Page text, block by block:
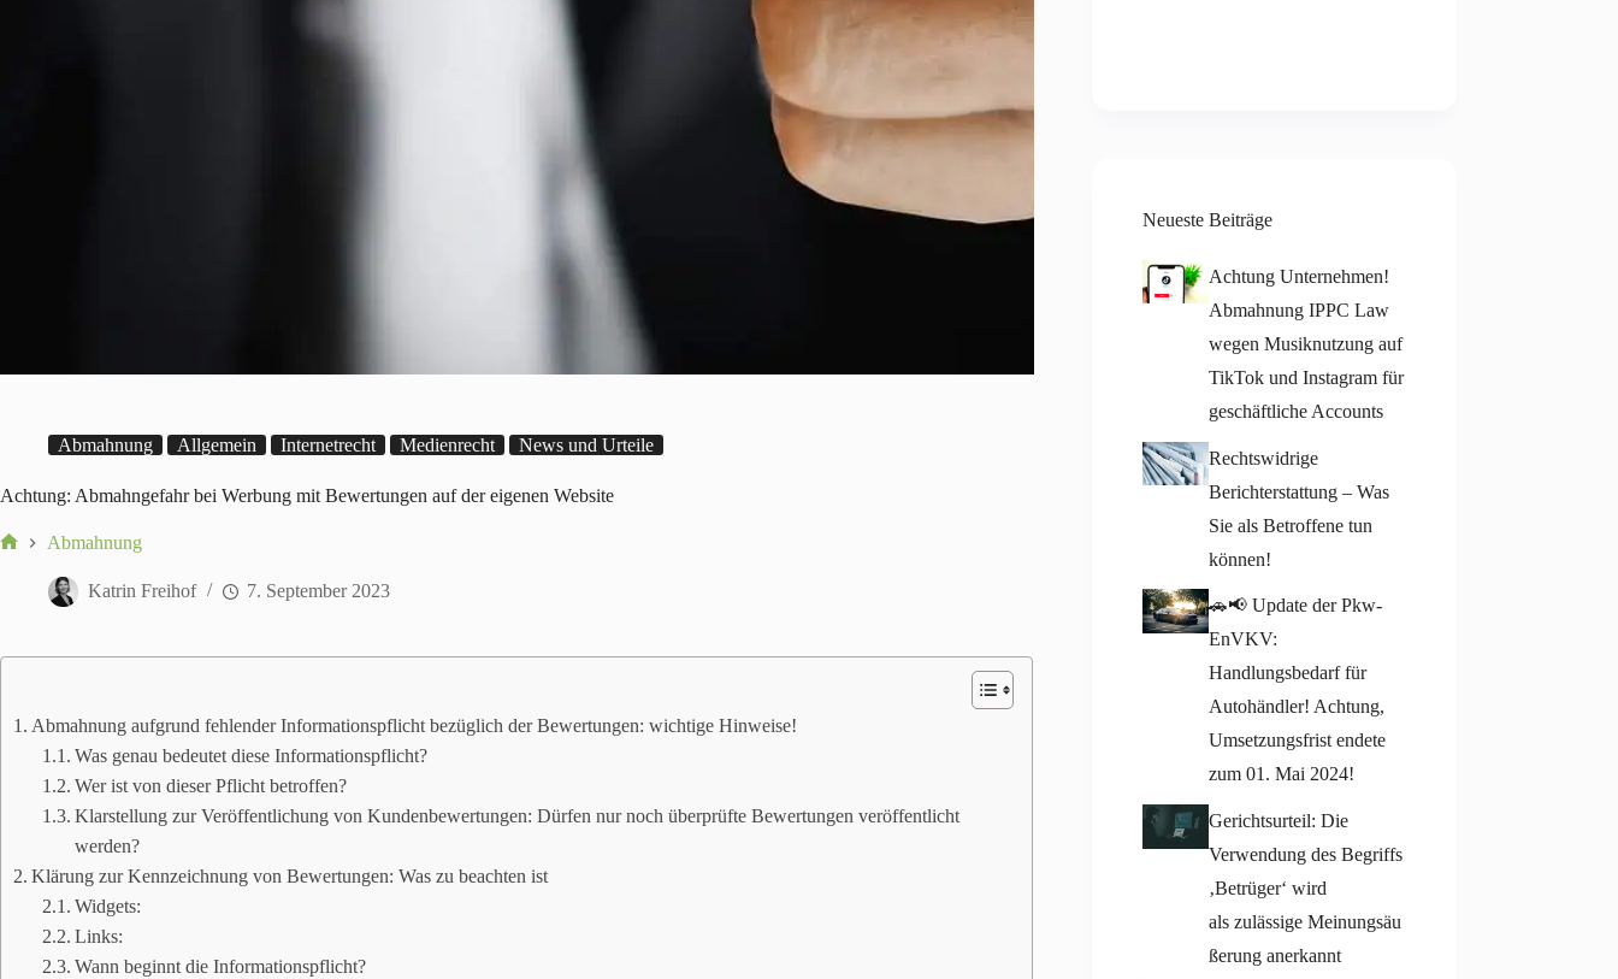
Abmahnung Allgemein Internetrecht Medienrecht News und Urteile
Achtung: Abmahngefahr bei Werbung mit Bewertungen auf der eigenen Website
Abmahnung
Katrin Freihof 7. September 2023
Abmahnung aufgrund fehlender Informationspflicht bezüglich der Bewertungen: wichtige Hinweise!
Was genau bedeutet diese Informationspflicht?
Wer ist von dieser Pflicht betroffen?
Klarstellung zur Veröffentlichung von Kundenbewertungen: Dürfen nur noch überprüfte Bewertungen veröffentlicht
werden?
Klärung zur Kennzeichnung von Bewertungen: Was zu beachten ist
Widgets:
Links:
Wann beginnt die Informationspflicht?
Neueste Beiträge
Achtung Unternehmen!
Abmahnung IPPC Law
wegen Musiknutzung auf
TikTok und Instagram für
geschäftliche Accounts
Rechtswidrige
Berichterstattung – Was
Sie als Betroffene tun
können!
🚗📢 Update der Pkw-
EnVKV:
Handlungsbedarf für
Autohändler! Achtung,
Umsetzungsfrist endete
zum 01. Mai 2024!
Gerichtsurteil: Die
Verwendung des Begriffs
‚Betrüger‘ wird
als zulässige Meinungsäu
ßerung anerkannt